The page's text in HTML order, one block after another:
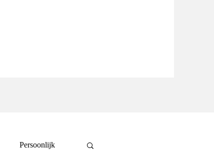
Persoonlijk